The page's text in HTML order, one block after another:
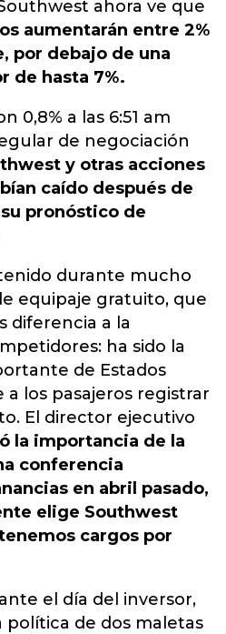
ahora ve que
aumentarán entre 2%
por debajo de una
de hasta 7%.
0,8% a las 6:51 am
de negociación
y otras acciones
caído después de
pronóstico de
durante mucho
equipaje gratuito, que
diferencia a la
ha sido la
de Estados
los pasajeros registrar
El director ejecutivo
la importancia de la
conferencia
en abril pasado,
elige Southwest
cargos por
el día del inversor,
de dos maletas